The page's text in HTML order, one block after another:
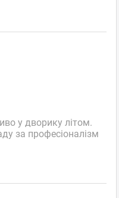
у дворику літом.
за професіоналізм